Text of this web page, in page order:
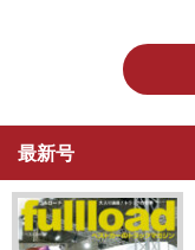
最新号